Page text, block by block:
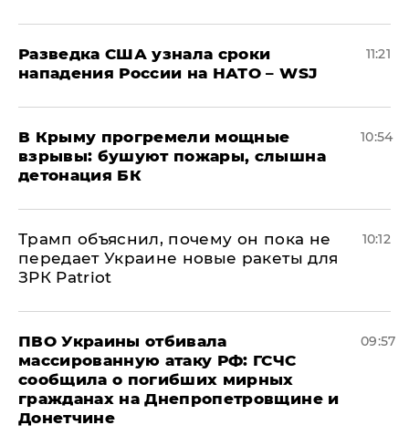
Разведка США узнала сроки
нападения России на НАТО – WSJ
11:21
В Крыму прогремели мощные
взрывы: бушуют пожары, слышна
детонация БК
10:54
Трамп объяснил, почему он пока не
передает Украине новые ракеты для
ЗРК Patriot
10:12
ПВО Украины отбивала
массированную атаку РФ: ГСЧС
сообщила о погибших мирных
гражданах на Днепропетровщине и
Донетчине
09:57